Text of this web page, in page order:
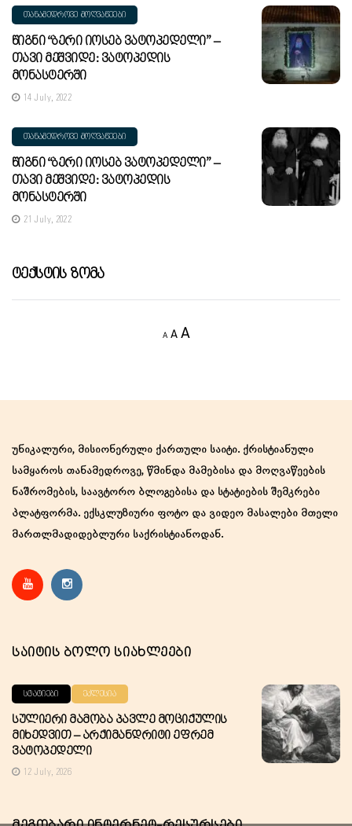
ᲗᲐᲜᲐᲛᲔᲓᲠᲝᲕᲔ ᲛᲝᲦᲕᲐᲬᲔᲔᲑᲘ
Წიგნი “ბერი Იოსებ Ვატოპედელი” –
Თავი Მეშვიდე: Ვატოპედის
Მონასტერში
14 July, 2022
ᲗᲐᲜᲐᲛᲔᲓᲠᲝᲕᲔ ᲛᲝᲦᲕᲐᲬᲔᲔᲑᲘ
Წიგნი “ბერი Იოსებ Ვატოპედელი” –
Თავი Მეშვიდე: Ვატოპედის
Მონასტერში
21 July, 2022
Ტექსტის Ზომა
A
Decrease
A Reset
AIncrease
უნიკალური, მისიონერული ქართული საიტი. ქრისტიანული
სამყაროს თანამედროვე, წმინდა მამებისა და მოღვაწეების
ნაშრომების, საავტორო ბლოგებისა და სტატიების შემკრები
პლატფორმა. ექსკლუზიური ფოტო და ვიდეო მასალები მთელი
მართლმადიდებლური საქრისტიანოდან.
Საიტის Ბოლო Სიახლეები
ᲡᲢᲐᲢᲘᲔᲑᲘ ᲔᲙᲚᲔᲡᲘᲐ
Სულიერი Მამობა Პავლე Მოციქულის
Მიხედვით – Არქიმანდრიტი Ეფრემ
Ვატოპედელი
12 July, 2026